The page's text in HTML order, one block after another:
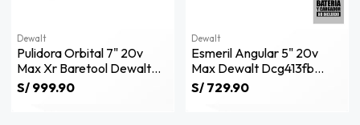
Dewalt
Pulidora Orbital 7" 20v
Max Xr Baretool Dewalt
Dcm849b
S/ 999.90
Dewalt
Esmeril Angular 5" 20v
Max Dewalt Dcg413fb
Dewalt
S/ 729.90